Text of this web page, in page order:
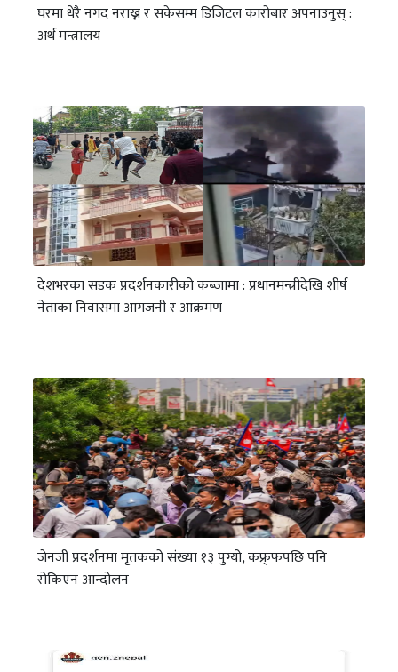
घरमा धेरै नगद नराख्न र सकेसम्म डिजिटल कारोबार अपनाउनुस् :
अर्थ मन्त्रालय
देशभरका सडक प्रदर्शनकारीको कब्जामा : प्रधानमन्त्रीदेखि शीर्ष
नेताका निवासमा आगजनी र आक्रमण
जेनजी प्रदर्शनमा मृतकको संख्या १३ पुग्यो, कफ्र्फपछि पनि
रोकिएन आन्दोलन